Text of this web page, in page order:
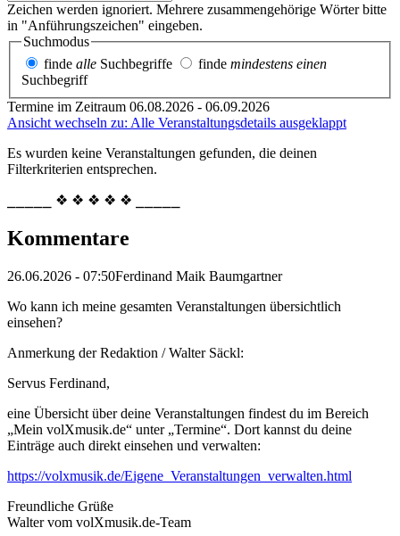
Zeichen werden ignoriert. Mehrere zusammengehörige Wörter bitte
in "Anführungszeichen" eingeben.
Suchmodus
finde alle Suchbegriffe finde mindestens einen
Suchbegriff
Termine im Zeitraum 06.08.2026 - 06.09.2026
Ansicht wechseln zu: Alle Veranstaltungsdetails ausgeklappt
Es wurden keine Veranstaltungen gefunden, die deinen
Filterkriterien entsprechen.
⎯⎯⎯⎯⎯ ❖ ❖ ❖ ❖ ❖ ⎯⎯⎯⎯⎯
Kommentare
26.06.2026 - 07:50Ferdinand Maik Baumgartner
Wo kann ich meine gesamten Veranstaltungen übersichtlich
einsehen?
Anmerkung der Redaktion /Walter Säckl:
Servus Ferdinand,
eine Übersicht über deine Veranstaltungen findest du im Bereich
„Mein volXmusik.de“ unter „Termine“. Dort kannst du deine
Einträge auch direkt einsehen und verwalten:
https://volxmusik.de/Eigene_Veranstaltungen_verwalten.html
Freundliche Grüße
Walter vom volXmusik.de-Team